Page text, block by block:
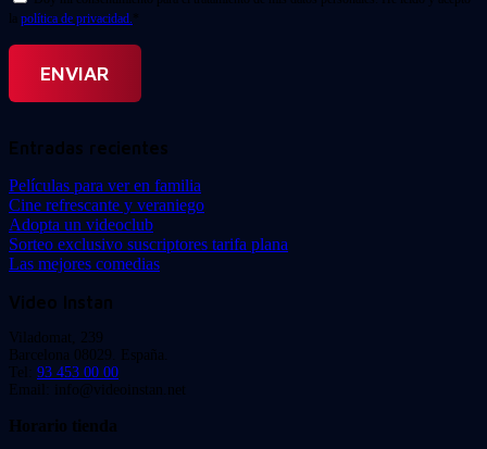
la política de privacidad. *
Entradas recientes
Películas para ver en familia
Cine refrescante y veraniego
Adopta un videoclub
Sorteo exclusivo suscriptores tarifa plana
Las mejores comedias
Video Instan
Viladomat, 239
Barcelona 08029. España.
Tel: 93 453 00 00
Email: info@videoinstan.net
Horario tienda